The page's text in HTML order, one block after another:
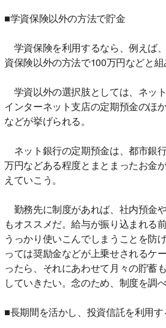
■学資保険以外の方法で貯金
学資保険を利用するなら、例えば
資保険以外の方法で100万円などと組
学資以外の選択肢としては、ネッ
インターネット支店の定期預金のほ
などが挙げられる。
ネット銀行の定期預金は、都市銀
万円などある程度とまとまったお金
えていこう。
勤務先に制度があれば、社内預金
もオススメだ。給与が振り込まれる
うっかり使いこんでしまうことを防
っては奨励金などが上乗せされるケ
ったら、それにあわせて月々の貯蓄
していきたい。念のため、制度を調
■長期間を活かし、投資信託を利用す